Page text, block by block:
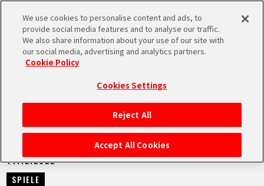
MEN
STARTSEITE
NEUES
NEUES
14.12.2022
SPIELE
We use cookies to personalise content and ads, to
provide social media features and to analyse our traffic.
We also share information about your use of our site with
our social media, advertising and analytics partners.
Cookie Policy
Cookies Settings
Reject All
Accept All Cookies